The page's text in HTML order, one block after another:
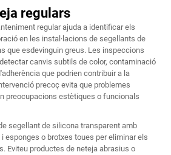
regulars
regular ajuda a identificar els
en les instal·lacions de segellants de
que esdevinguin greus. Les inspeccions
canvis subtils de color, contaminació
que podrien contribuir a la
precoç evita que problemes
preocupacions estètiques o funcionals
segellant de silicona transparent amb
esponges o brotxes toues per eliminar els
Eviteu productes de neteja abrasius o